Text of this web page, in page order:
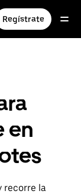
Regístrate
en
recorre la